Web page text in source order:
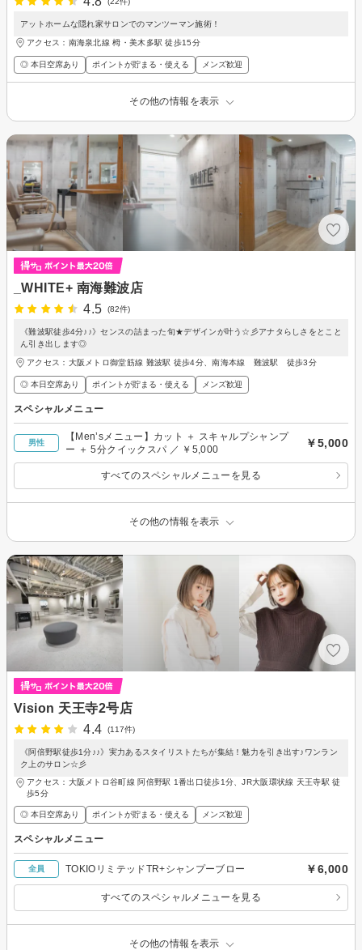
アットホームな隠れ家サロンでのマンツーマン施術！
アクセス：南海泉北線 栂・美木多駅 徒歩15分
◎ 本日空席あり ポイントが貯まる・使える メンズ歓迎
その他の情報を表示
_WHITE+ 南海難波店
4.5
(82件)
《難波駅徒歩4分♪♪》センスの詰まった旬★デザインが叶う☆彡アナタらしさをとこと
ん引き出します◎
アクセス：大阪メトロ御堂筋線 難波駅 徒歩4分、南海本線 難波駅 徒歩3分
◎ 本日空席あり ポイントが貯まる・使える メンズ歓迎
スペシャルメニュー
男性
【Men’sメニュー】カット ＋ スキャルプシャンプ
ー ＋ 5分クイックスパ ／ ￥5,000
￥5,000
すべてのスペシャルメニューを見る
その他の情報を表示
Vision 天王寺2号店
4.4
(117件)
《阿倍野駅徒歩1分♪♪》実力あるスタイリストたちが集結！魅力を引き出す♪ワンラン
ク上のサロン☆彡
アクセス：大阪メトロ谷町線 阿倍野駅 1番出口徒歩1分、JR大阪環状線 天王寺駅 徒
歩5分
◎ 本日空席あり ポイントが貯まる・使える メンズ歓迎
スペシャルメニュー
全員 TOKIOリミテッドTR+シャンプーブロー ￥6,000
すべてのスペシャルメニューを見る
その他の情報を表示